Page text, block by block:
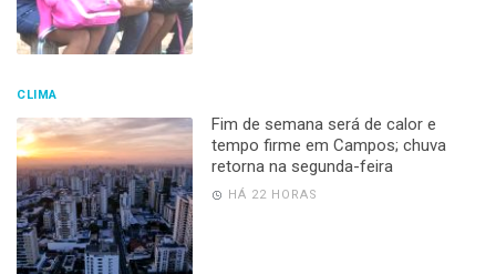
CLIMA
Fim de semana será de calor e
tempo firme em Campos; chuva
retorna na segunda-feira
HÁ 22 HORAS